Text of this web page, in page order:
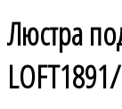
Люстра